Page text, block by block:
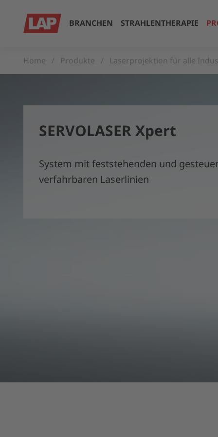
BRANCHEN STRAHLENTHERAPIE
Home Produkte Laserprojektion für alle
SERVOLASER Xpert
System mit feststehenden und
verfahrbaren Laserlinien